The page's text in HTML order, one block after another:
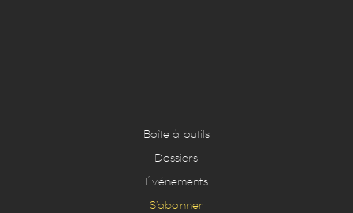
Boîte à outils
Dossiers
Événements
S’abonner